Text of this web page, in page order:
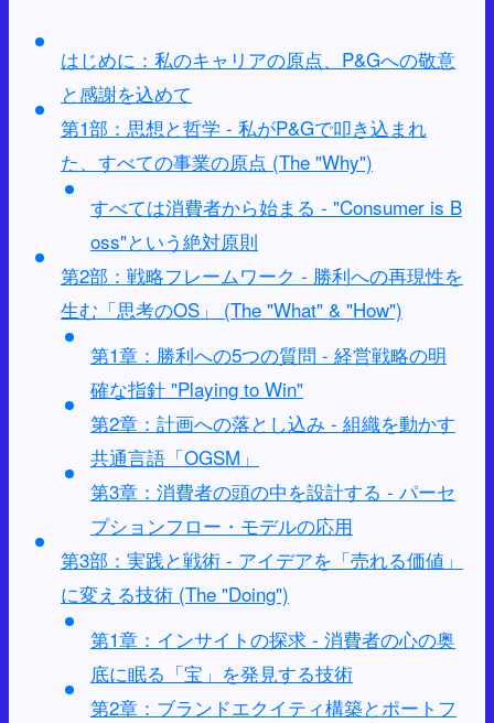
はじめに：私のキャリアの原点、P&Gへの敬意
と感謝を込めて
第1部：思想と哲学 - 私がP&Gで叩き込まれ
た、すべての事業の原点 (The "Why")
すべては消費者から始まる - "Consumer is B
oss"という絶対原則
第2部：戦略フレームワーク - 勝利への再現性を
生む「思考のOS」 (The "What" & "How")
第1章：勝利への5つの質問 - 経営戦略の明
確な指針 "Playing to Win"
第2章：計画への落とし込み - 組織を動かす
共通言語「OGSM」
第3章：消費者の頭の中を設計する - パーセ
プションフロー・モデルの応用
第3部：実践と戦術 - アイデアを「売れる価値」
に変える技術 (The "Doing")
第1章：インサイトの探求 - 消費者の心の奥
底に眠る「宝」を発見する技術
第2章：ブランドエクイティ構築とポートフ